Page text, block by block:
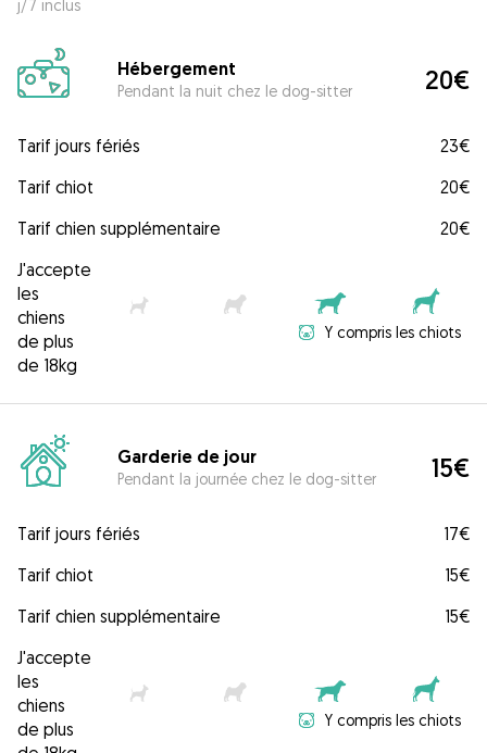
j/7 inclus
Hébergement
Pendant la nuit chez le dog-sitter 20€
Tarif jours fériés
23€
Tarif chiot
20€
Tarif chien supplémentaire
20€
J'accepte
les
chiens
de plus
de 18kg
Y compris les chiots
Garderie de jour
Pendant la journée chez le dog-sitter 15€
Tarif jours fériés
17€
Tarif chiot
15€
Tarif chien supplémentaire
15€
J'accepte
les
chiens
de plus
Y compris les chiots